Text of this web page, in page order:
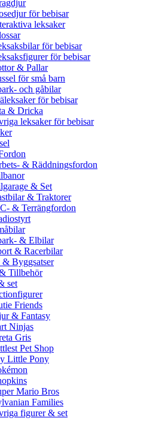
för bebisar
leksaker
för bebisar
för bebisar
& Pallar
för små barn
och gåbilar
för bebisar
& Dricka
leksaker för bebisar
& Räddningsfordon
& Set
& Traktorer
& Terrängfordon
& Elbilar
& Racerbilar
Byggsatser
Tillbehör
set
Friends
& Fantasy
Ninjas
Gris
Pet Shop
Little Pony
Mario Bros
Families
figurer & set